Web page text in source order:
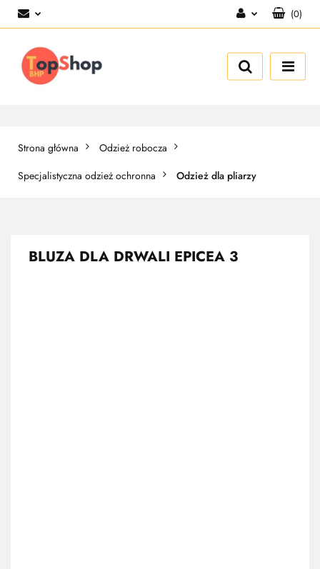
Zarejestruj się
(0)
Strona główna
Odzież robocza
Specjalistyczna odzież ochronna
Odzież dla pliarzy
BLUZA DLA DRWALI EPICEA 3